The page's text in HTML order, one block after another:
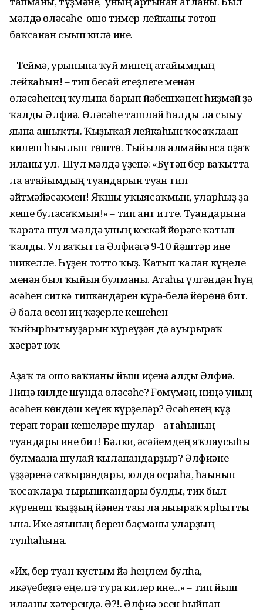
мәлдә өләсәһе ошо тимер лейканы тотоп
баҡсанан сығып килә ине.
– Теймә, урынына ҡуй минең атайымдың
лейкаһын! – тип бесәй етеҙлеге менән
өләсәһенең ҡулына барып йәбешкәнен һиҙмәй ҙә
ҡалды Әлфиә. Өләсәһе ташлай һалды ла сығыу
яғына ашыҡты. Ҡыҙыҡай лейкаһын ҡосаҡлаған
килеш һығылып төштө. Тыйыла алмайынса оҙаҡ
иланы ул. Шул мәлдә үҙенә: «Бүтән бер ваҡытта
ла атайымдың туғандарын туған тип
әйтмәйәсәкмен! Яҡшы уҡыясаҡмын, уларһыҙ ҙа
кеше буласаҡмын!» – тип ант итте. Туғандарына
ҡарата шул мәлдә уның кескәй йөрәге ҡатып
ҡалды. Ул ваҡытта Әлфиәгә 9-10 йәштәр ине
шикелле. Һүҙен тотто ҡыҙ. Ҡатып ҡалған күңеле
менән был ҡыйын булманы. Атаһы үлгәндән һуң
әсәһен ситкә типкәндәрен күрә-белә йөрөнө бит.
Ә бала өсөн иң ҡәҙерле кешеһен
ҡыйырһытыуҙарын күреүҙән дә ауырыраҡ
хәсрәт юҡ.
Аҙаҡ та ошо ваҡиғаны йыш иҫенә алды Әлфиә.
Ниңә килде шунда өләсәһе? Ғөмүмән, ниңә уның
әсәһен көндәш кеүек күрҙеләр? Әсәһенең күҙ
терәп торған кешеләре шулар – атаһының
туғандары ине бит! Бәлки, әсәйемдең яҡлаусыһы
булмағанға шулай ҡыланғандарҙыр? Әлфиәне
үҙҙәренә саҡырғандары, юлда осраһа, һағынып
ҡосаҡларға тырышҡандары булды, тик был
күренеш ҡыҙҙың йәнен тағы ла нығыраҡ ярһытты
ғына. Ике аяғының берен баҫманы уларҙың
тупһаһына.
«Их, бер туған ҡустым йә һеңлем булһа,
икәүебеҙгә еңелгә тура килер ине...» – тип йыш
илағаны хәтерендә. Ә?!. Әлфиә эсен һыйпап